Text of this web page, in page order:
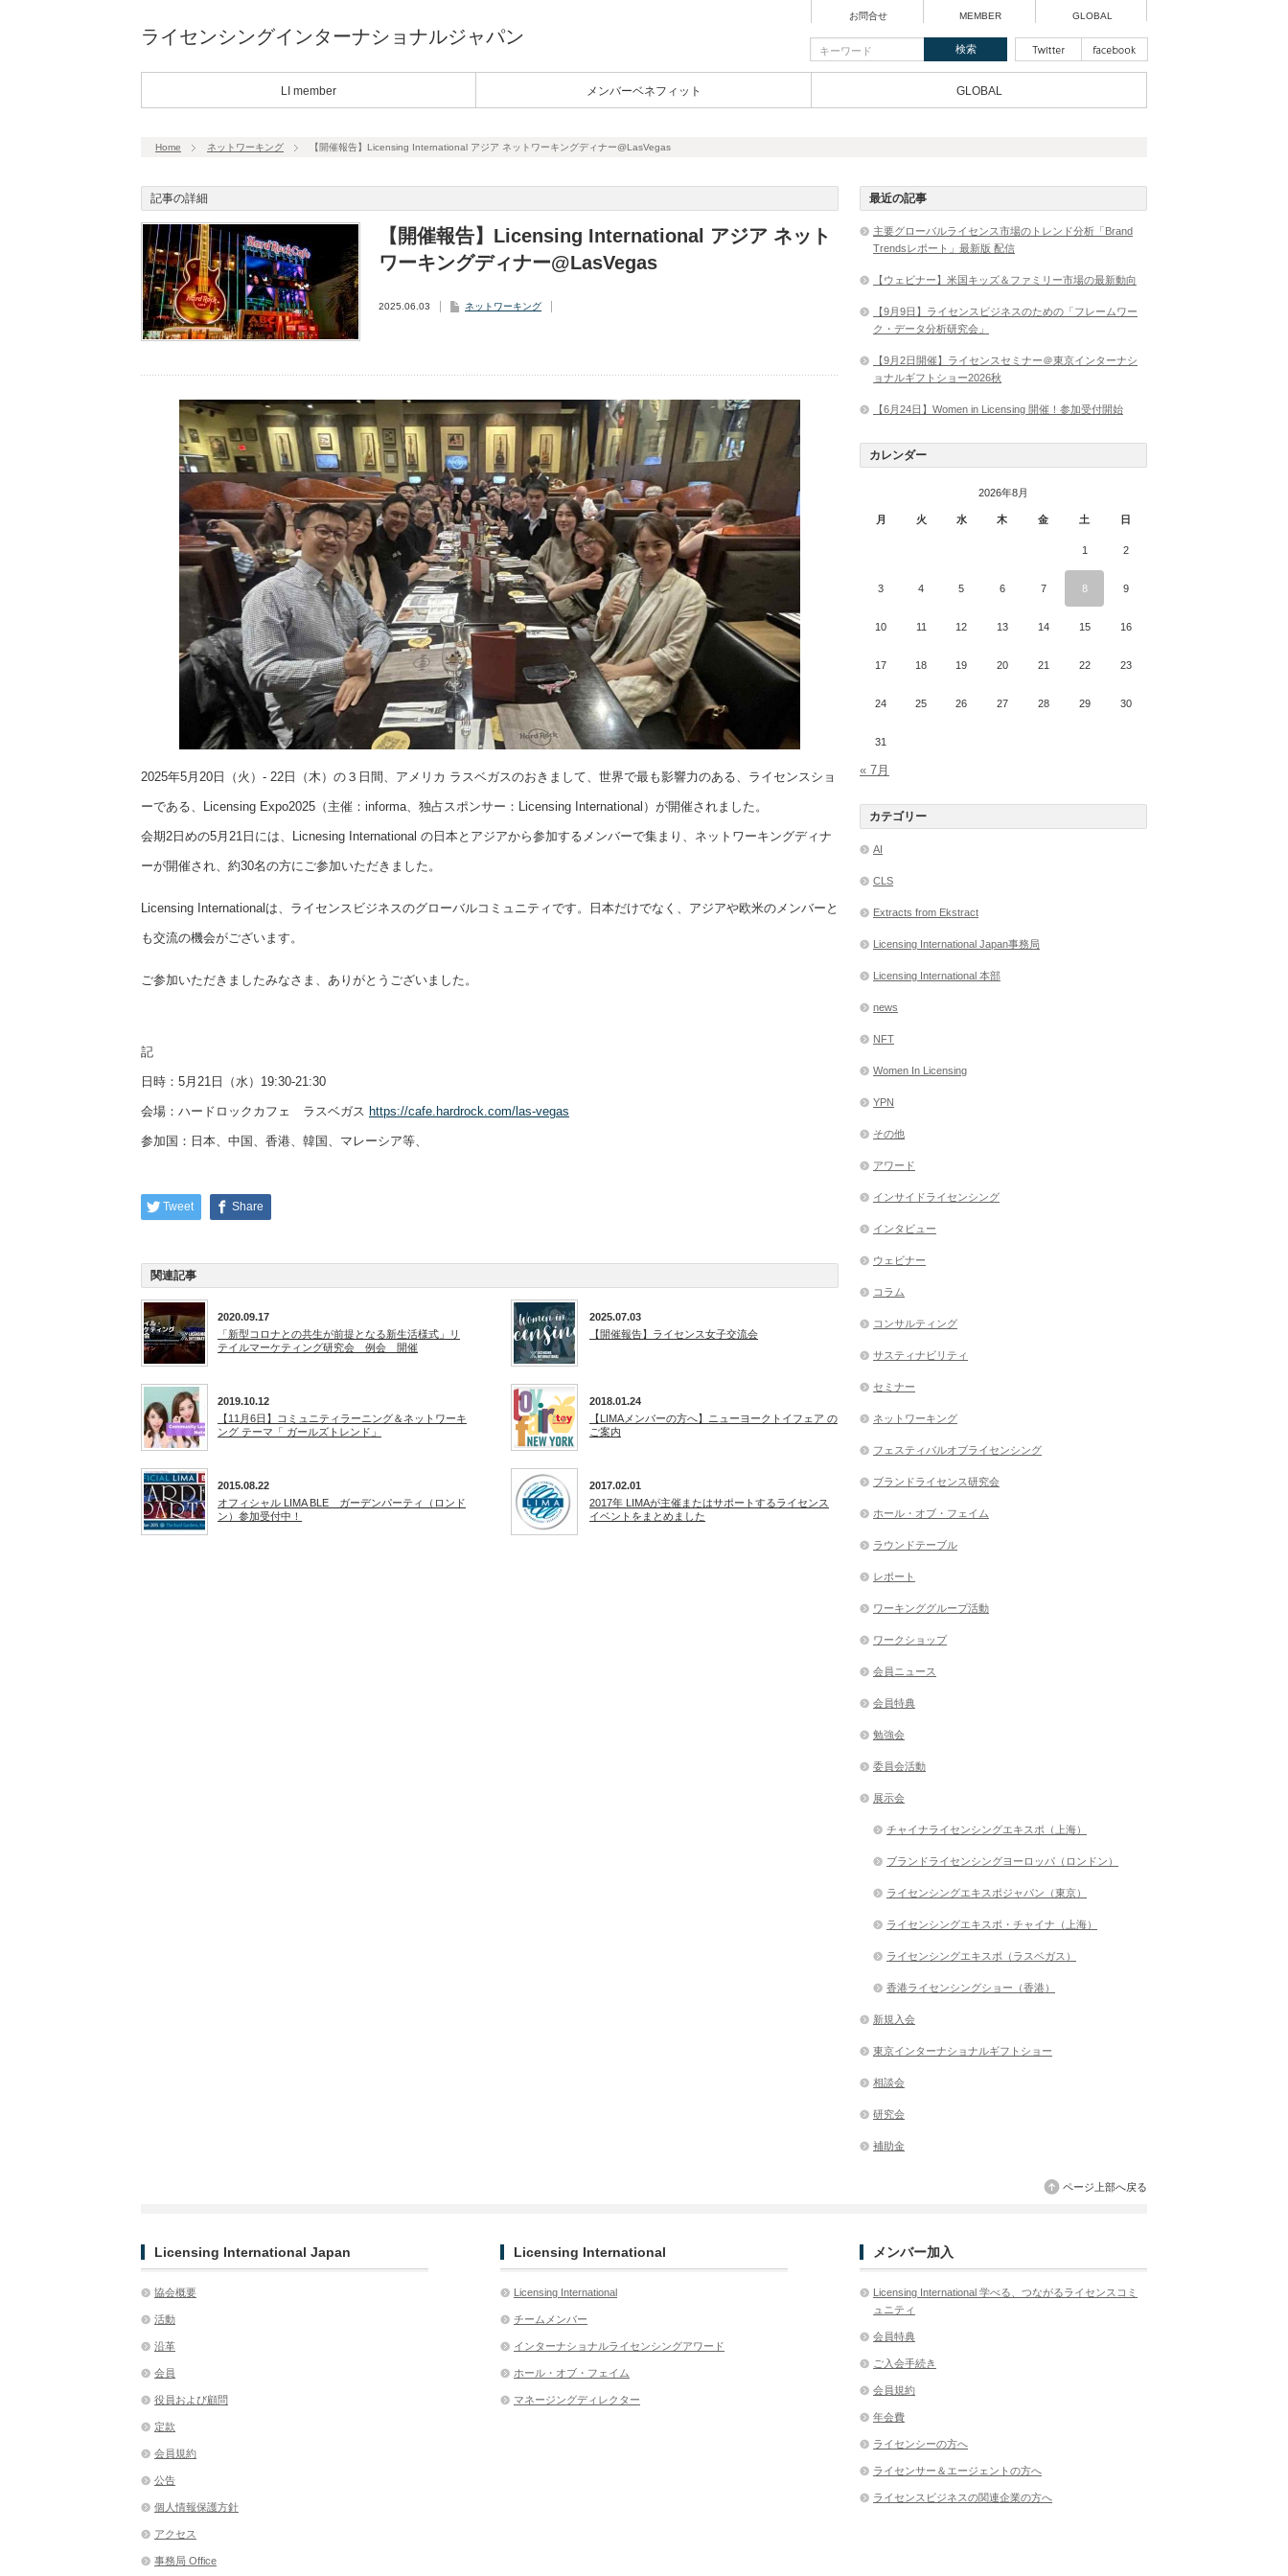
ライセンシングインターナショナルジャパン
お問合せ MEMBER GLOBAL
LI member メンバーベネフィット GLOBAL
Home ネットワーキング 【開催報告】Licensing International アジア ネットワーキングディナー@LasVegas
記事の詳細
【開催報告】Licensing International アジア ネット
ワーキングディナー@LasVegas
2025.06.03 ネットワーキング
2025年5月20日（火）- 22日（木）の３日間、アメリカ ラスベガスのおきまして、世界で最も影響力のある、ライセンスショ
ーである、Licensing Expo2025（主催：informa、独占スポンサー：Licensing International）が開催されました。
会期2日めの5月21日には、Licnesing International の日本とアジアから参加するメンバーで集まり、ネットワーキングディナ
ーが開催され、約30名の方にご参加いただきました。
Licensing Internationalは、ライセンスビジネスのグローバルコミュニティです。日本だけでなく、アジアや欧米のメンバーと
も交流の機会がございます。
ご参加いただきましたみなさま、ありがとうございました。
記
日時：5月21日（水）19:30-21:30
会場：ハードロックカフェ ラスベガス https://cafe.hardrock.com/las-vegas
参加国：日本、中国、香港、韓国、マレーシア等、
Tweet Share
関連記事
2020.09.17
「新型コロナとの共生が前提となる新生活様式」リ
テイルマーケティング研究会 例会 開催
2025.07.03
【開催報告】ライセンス女子交流会
2019.10.12
【11月6日】コミュニティラーニング＆ネットワーキ
ング テーマ「 ガールズトレンド」
2018.01.24
【LIMAメンバーの方へ】ニューヨークトイフェア の
ご案内
2015.08.22
オフィシャル LIMA BLE ガーデンパーティ（ロンド
ン）参加受付中！
2017.02.01
2017年 LIMAが主催またはサポートするライセンス
イベントをまとめました
最近の記事
主要グローバルライセンス市場のトレンド分析「Brand
Trendsレポート」最新版 配信
【ウェビナー】米国キッズ＆ファミリー市場の最新動向
【9月9日】ライセンスビジネスのための「フレームワー
ク・データ分析研究会」
【9月2日開催】ライセンスセミナー＠東京インターナシ
ョナルギフトショー2026秋
【6月24日】Women in Licensing 開催！参加受付開始
カレンダー
2026年8月
月 火 水 木 金 土 日
1 2
3 4 5 6 7 8 9
10 11 12 13 14 15 16
17 18 19 20 21 22 23
24 25 26 27 28 29 30
31
« 7月
カテゴリー
AI
CLS
Extracts from Ekstract
Licensing International Japan事務局
Licensing International 本部
news
NFT
Women In Licensing
YPN
その他
アワード
インサイドライセンシング
インタビュー
ウェビナー
コラム
コンサルティング
サスティナビリティ
セミナー
ネットワーキング
フェスティバルオブライセンシング
ブランドライセンス研究会
ホール・オブ・フェイム
ラウンドテーブル
レポート
ワーキンググループ活動
ワークショップ
会員ニュース
会員特典
勉強会
委員会活動
展示会
チャイナライセンシングエキスポ（上海）
ブランドライセンシングヨーロッパ（ロンドン）
ライセンシングエキスポジャパン（東京）
ライセンシングエキスポ・チャイナ（上海）
ライセンシングエキスポ（ラスベガス）
香港ライセンシングショー（香港）
新規入会
東京インターナショナルギフトショー
相談会
研究会
補助金
ページ上部へ戻る
Licensing International Japan
協会概要
活動
沿革
会員
役員および顧問
定款
会員規約
公告
個人情報保護方針
アクセス
事務局 Office
Licensing International
Licensing International
チームメンバー
インターナショナルライセンシングアワード
ホール・オブ・フェイム
マネージングディレクター
メンバー加入
Licensing International 学べる、つながるライセンスコミ
ュニティ
会員特典
ご入会手続き
会員規約
年会費
ライセンシーの方へ
ライセンサー＆エージェントの方へ
ライセンスビジネスの関連企業の方へ